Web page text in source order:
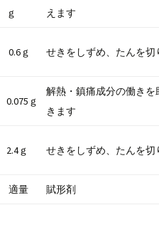
ｇ
えます
0.6ｇ せきをしずめ、たんを切
0.075ｇ
解熱・鎮痛成分の働き
きます
2.4ｇ せきをしずめ、たんを切
適量 賦形剤